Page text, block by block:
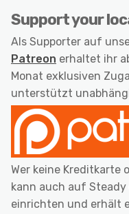
Support your
Als Supporter auf
Patreon erhaltet ihr
Monat exklusiven
unterstützt
Wer keine Kreditkarte
kann auch auf
einrichten und erhält